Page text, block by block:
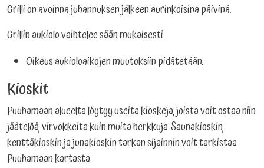
Grilli on avoinna juhannuksen jälkeen aurinkoisina päivinä.
Grillin aukiolo vaihtelee sään mukaisesti.
Oikeus aukioloaikojen muutoksiin pidätetään.
Kioskit
Puuhamaan alueelta löytyy useita kioskeja, joista voit ostaa niin
jäätelöä, virvokkeita kuin muita herkkuja. Saunakioskin,
kenttäkioskin ja junakioskin tarkan sijainnin voit tarkistaa
Puuhamaan kartasta.